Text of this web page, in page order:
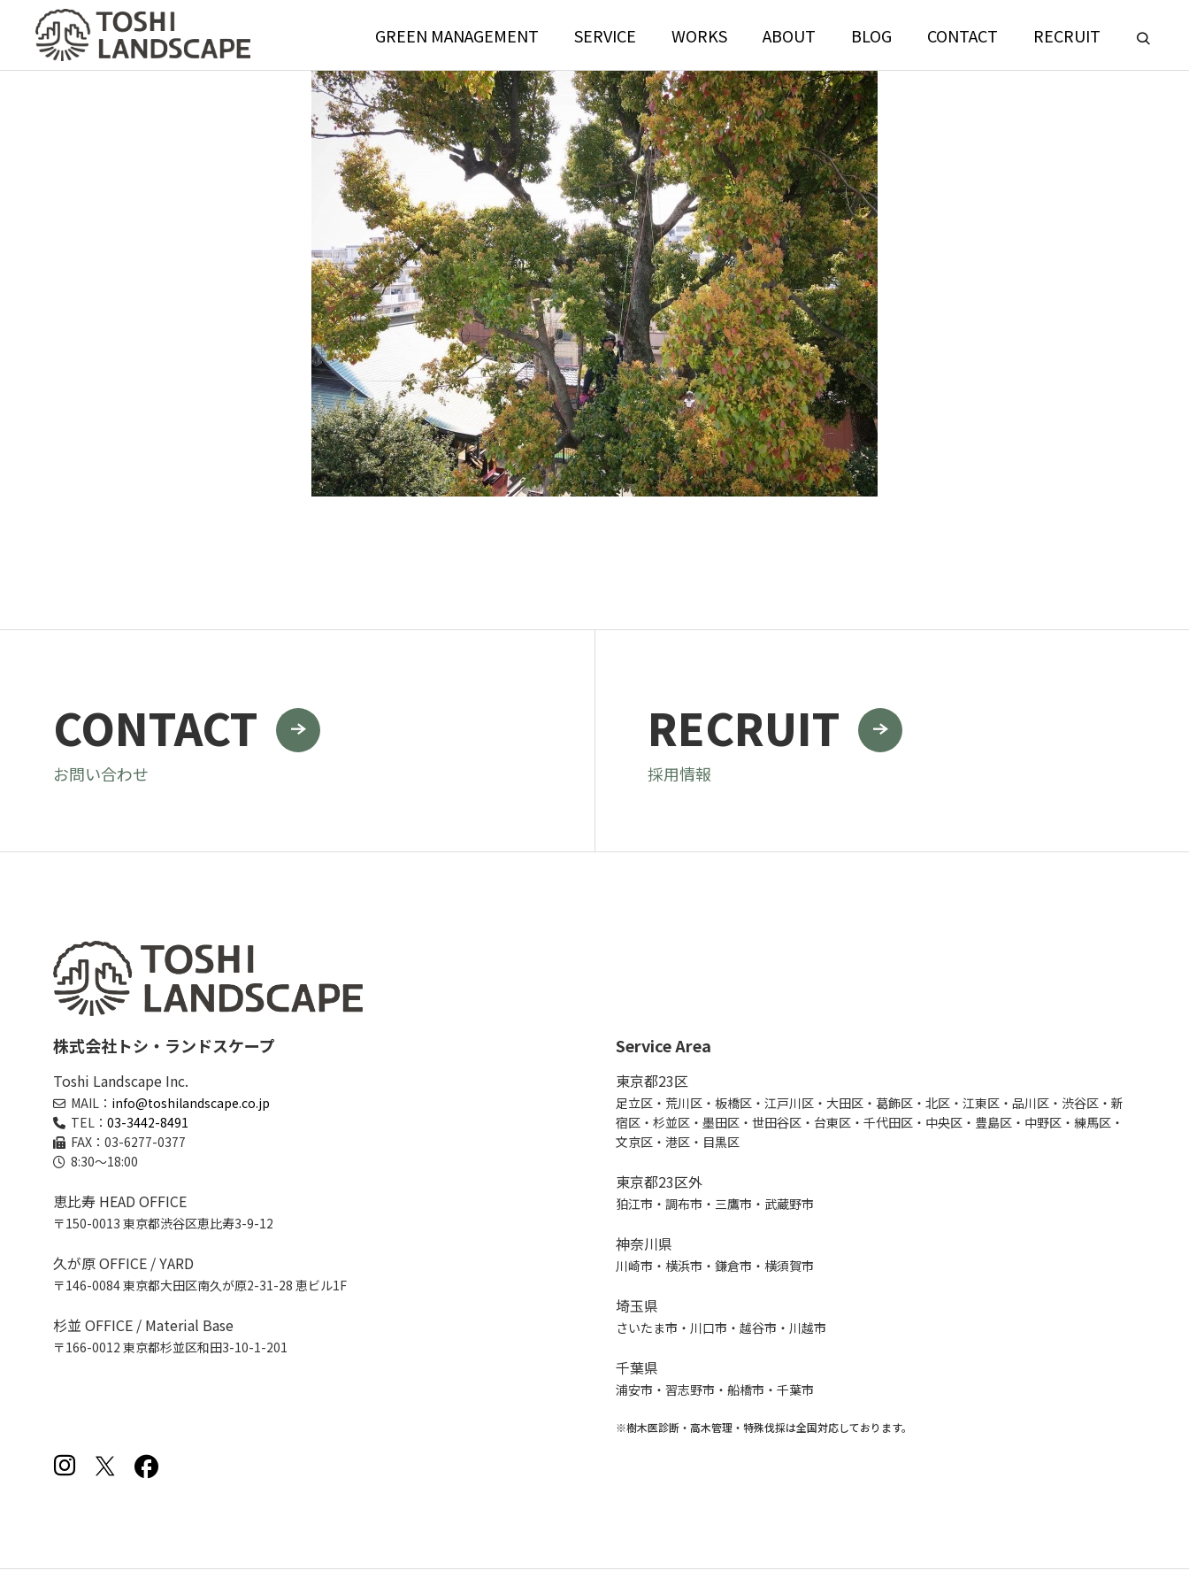
GREEN MANAGEMENT SERVICE WORKS ABOUT BLOG CONTACT RECRUIT
GREEN
MAINTENANCE
グリーンメンテナンス部門
グリーンメンテナンス部門
植栽管理・メンテナンス
高木・特殊伐採＆ケーブリング
TREE RISK
ASSESSMENT
ツリーリスクアセスメント部門
ツリーリスクアセスメント部門
樹木診断
土壌調査
CONTACT
お問い合わせ
RECRUIT
採用情報
株式会社トシ・ランドスケープ
Toshi Landscape Inc.
MAIL： info@toshilandscape.co.jp
TEL： 03-3442-8491
FAX：03-6277-0377
8:30～18:00
恵比寿 HEAD OFFICE
〒150-0013 東京都渋谷区恵比寿3-9-12
久が原 OFFICE / YARD
〒146-0084 東京都大田区南久が原2-31-28 恵ビル1F
杉並 OFFICE / Material Base
〒166-0012 東京都杉並区和田3-10-1-201
Service Area
東京都23区
足立区・荒川区・板橋区・江戸川区・大田区・葛飾区・北区・江東区・品川区・渋谷区・新
宿区・杉並区・墨田区・世田谷区・台東区・千代田区・中央区・豊島区・中野区・練馬区・
文京区・港区・目黒区
東京都23区外
狛江市・調布市・三鷹市・武蔵野市
神奈川県
川崎市・横浜市・鎌倉市・横須賀市
埼玉県
さいたま市・川口市・越谷市・川越市
千葉県
浦安市・習志野市・船橋市・千葉市
※樹木医診断・高木管理・特殊伐採は全国対応しております。